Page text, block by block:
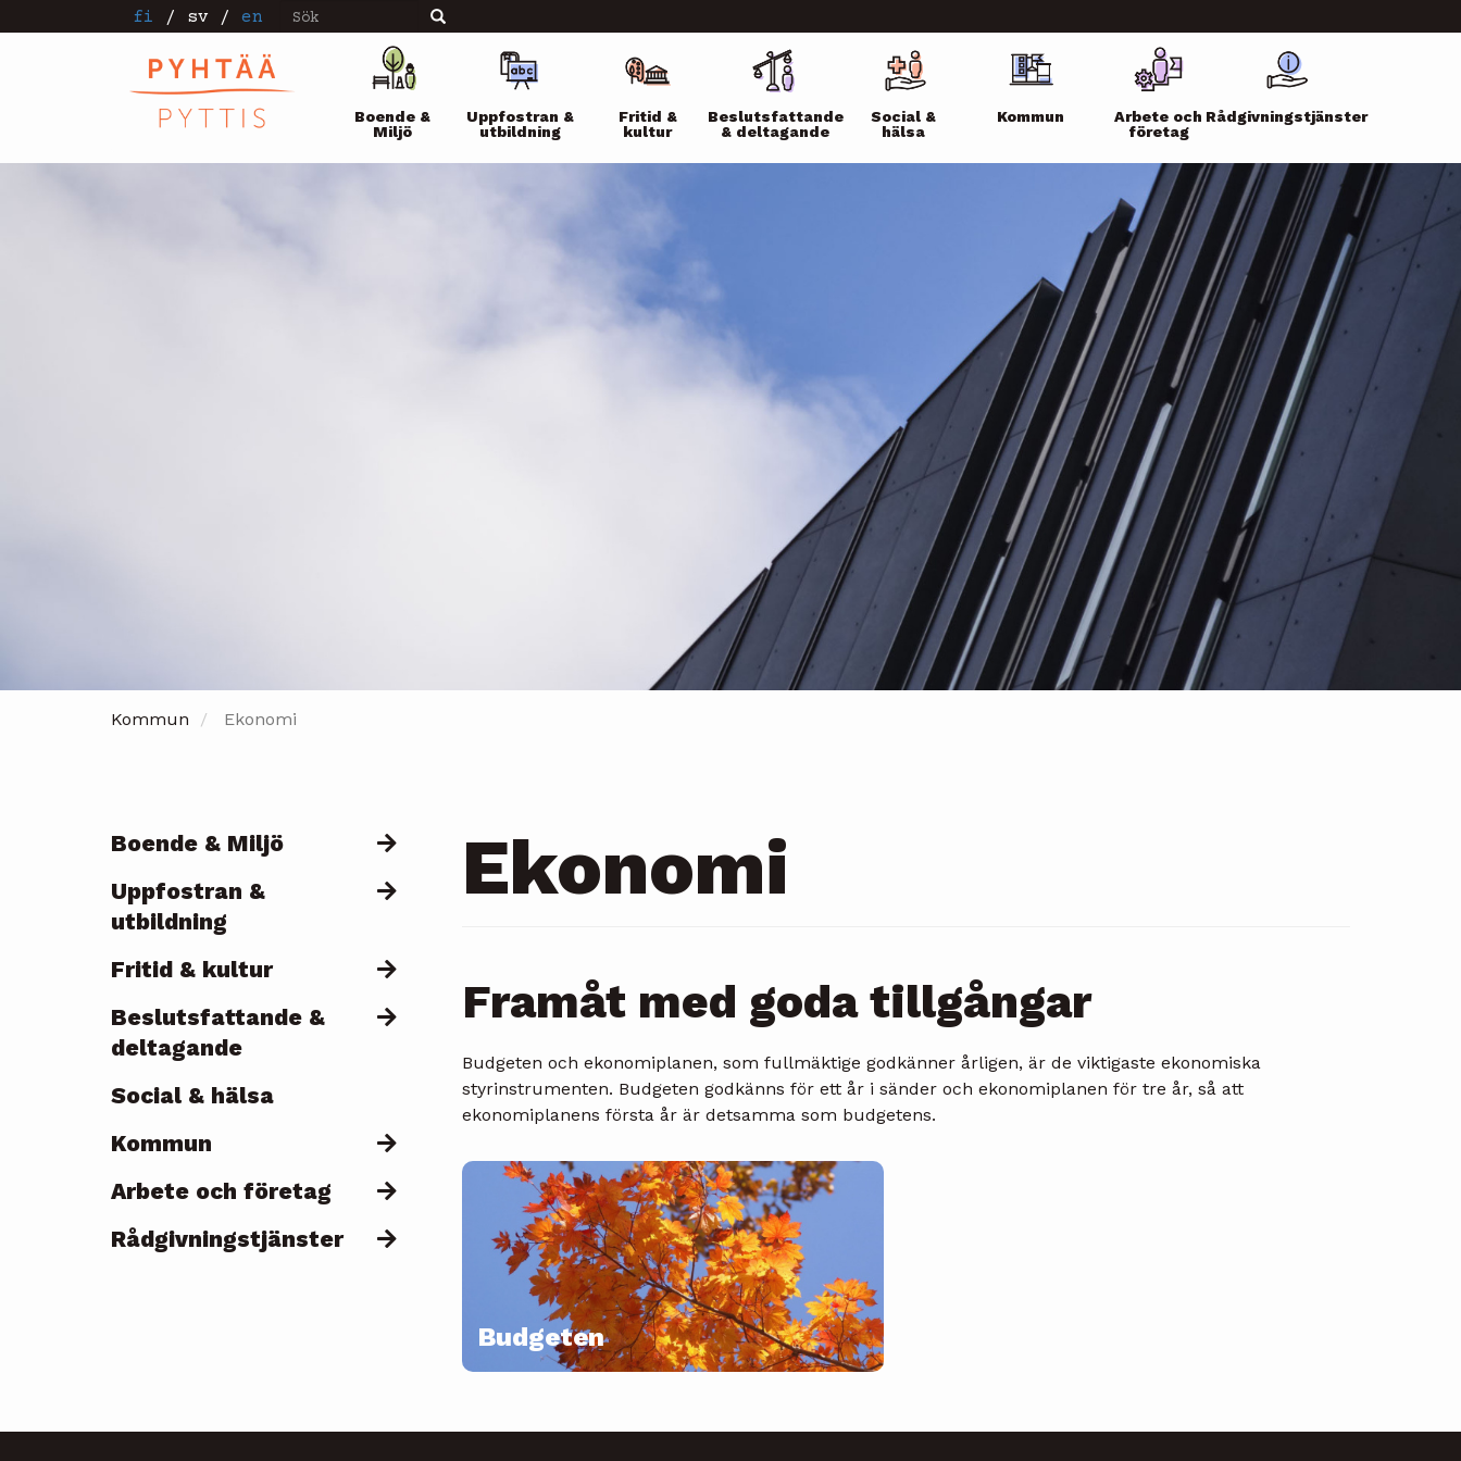
till
fi / sv / en Sök Sök
Päävalikko
Boende &
Miljö
Uppfostran &
utbildning
Fritid &
kultur
Beslutsfattande
& deltagande
Social &
hälsa
Kommun
Arbete och
företag
Rådgivningstjänster
Kommun Ekonomi
Päävalikko
Boende & Miljö
Uppfostran &
utbildning
Fritid & kultur
Beslutsfattande &
deltagande
Social & hälsa
Kommun
Arbete och företag
Rådgivningstjänster
Ekonomi
Framåt med goda tillgångar
Budgeten och ekonomiplanen, som fullmäktige godkänner årligen, är de viktigaste ekonomiska
styrinstrumenten. Budgeten godkänns för ett år i sänder och ekonomiplanen för tre år, så att
ekonomiplanens första år är detsamma som budgetens.
Budgeten